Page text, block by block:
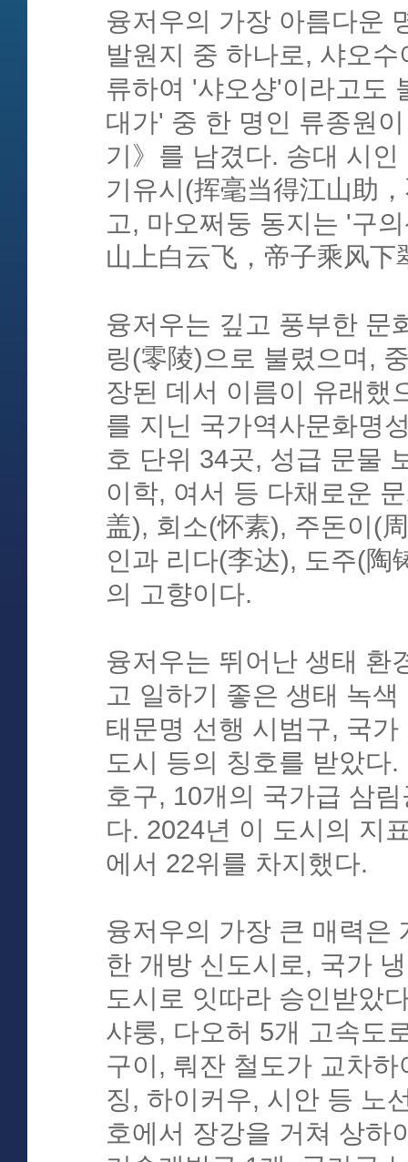
융저우의 가장 아름다운
발원지 중 하나로, 샤오
류하여 '샤오샹'이라고도
대가' 중 한 명인 류종원
기》를 남겼다. 송대 시
기유시(挥毫当得江山助
고, 마오쩌둥 동지는 '구
山上白云飞，帝子乘风
융저우는 깊고 풍부한 문
링(零陵)으로 불렸으며,
장된 데서 이름이 유래했
를 지닌 국가역사문화명
호 단위 34곳, 성급 문물
이학, 여서 등 다채로운
盖), 회소(怀素), 주돈이(
인과 리다(李达), 도주(陶
의 고향이다.
융저우는 뛰어난 생태 환
고 일하기 좋은 생태 녹
태문명 선행 시범구, 국
도시 등의 칭호를 받았다
호구, 10개의 국가급 삼
다. 2024년 이 도시의 지
에서 22위를 차지했다.
융저우의 가장 큰 매력은
한 개방 신도시로, 국가
도시로 잇따라 승인받았
샤룽, 다오허 5개 고속도
구이, 뤄잔 철도가 교차
징, 하이커우, 시안 등 노
호에서 장강을 거쳐 상하